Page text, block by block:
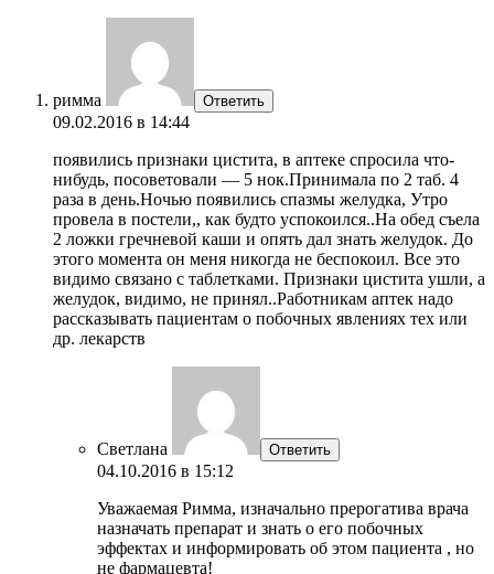
римма Ответить
09.02.2016 в 14:44
появились признаки цистита, в аптеке спросила что-
нибудь, посоветовали — 5 нок.Принимала по 2 таб. 4
раза в день.Ночью появились спазмы желудка, Утро
провела в постели,, как будто успокоился..На обед съела
2 ложки гречневой каши и опять дал знать желудок. До
этого момента он меня никогда не беспокоил. Все это
видимо связано с таблетками. Признаки цистита ушли, а
желудок, видимо, не принял..Работникам аптек надо
рассказывать пациентам о побочных явлениях тех или
др. лекарств
Светлана Ответить
04.10.2016 в 15:12
Уважаемая Римма, изначально прерогатива врача
назначать препарат и знать о его побочных
эффектах и информировать об этом пациента , но
не фармацевта!